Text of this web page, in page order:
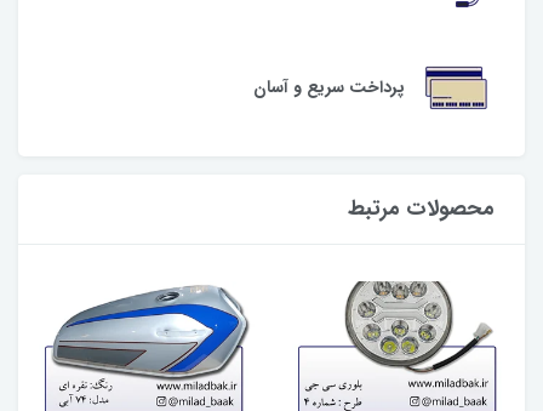
پرداخت سریع و آسان
محصولات مرتبط